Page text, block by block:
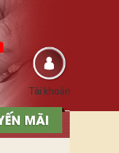
Tài khoản